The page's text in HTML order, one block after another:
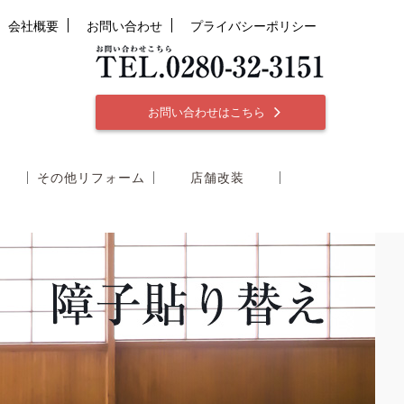
会社概要 お問い合わせ プライバシーポリシー
お問い合わせはこちら
その他リフォーム 店舗改装